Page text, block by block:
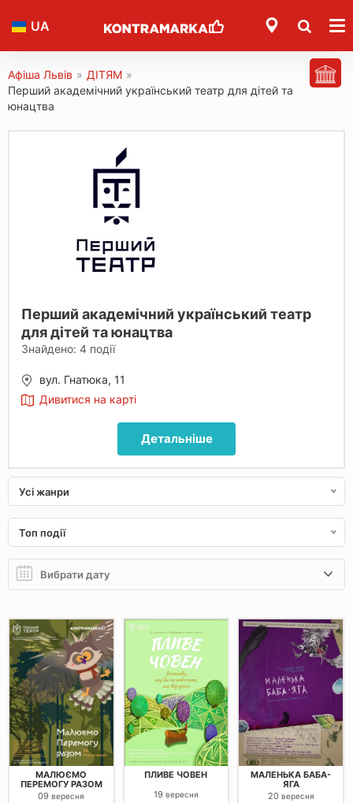
UA
Афіша Львів » ДІТЯМ »
Перший академічний український театр для дітей та
юнацтва
Перший академічний український театр
для дітей та юнацтва
Знайдено: 4 події
вул. Гнатюка, 11
Дивитися на карті
Детальніше
Усі жанри
Топ події
МАЛЮЄМО
ПЕРЕМОГУ РАЗОМ
09вересня
ПЛИВЕ ЧОВЕН
19 вересня
МАЛЕНЬКА БАБА-
ЯГА
20 вересня